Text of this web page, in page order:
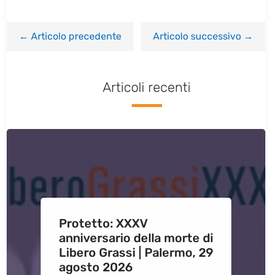
←Articolo precedente Articolo successivo→
Articoli recenti
Protetto: XXXV
anniversario della morte di
Libero Grassi | Palermo, 29
agosto 2026